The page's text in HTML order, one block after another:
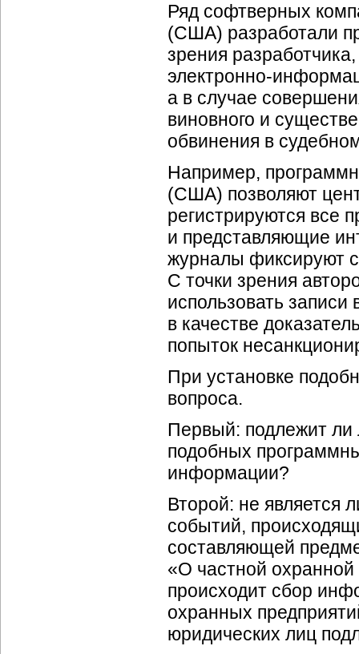
Ряд софтверных
(США) разработали
зрения
электронно-
а в случае
виновного и
обвинения в
Например,
(США) позволяют
регистрируются все
и представляющие
журналы фиксируют
С точки зрения
использовать
в качестве
попыток
При установке
вопроса.
Первый: подлежит ли
подобных
информации?
Второй: не является
событий,
составляющей
«О частной охранной
происходит сбор
охранных
юридических лиц